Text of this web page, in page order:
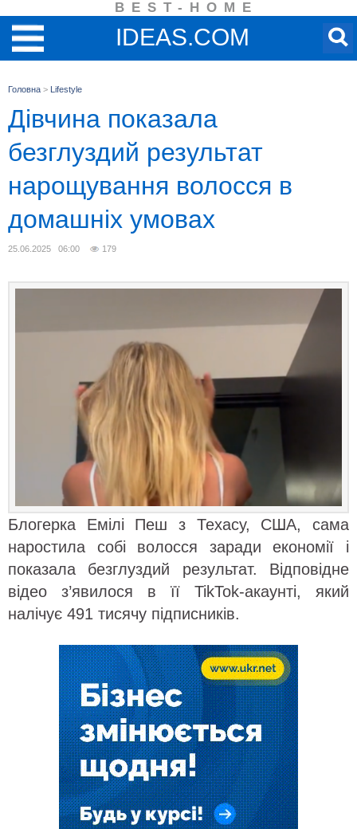
BEST-HOME
IDEAS.COM
Головна > Lifestyle
Дівчина показала
безглуздий результат
нарощування волосся в
домашніх умовах
25.06.2025 06:00 179
Блогерка Емілі Пеш з Техасу, США, сама
наростила собі волосся заради економії і
показала безглуздий результат. Відповідне
відео з’явилося в її TikTok-акаунті, який
налічує 491 тисячу підписників.